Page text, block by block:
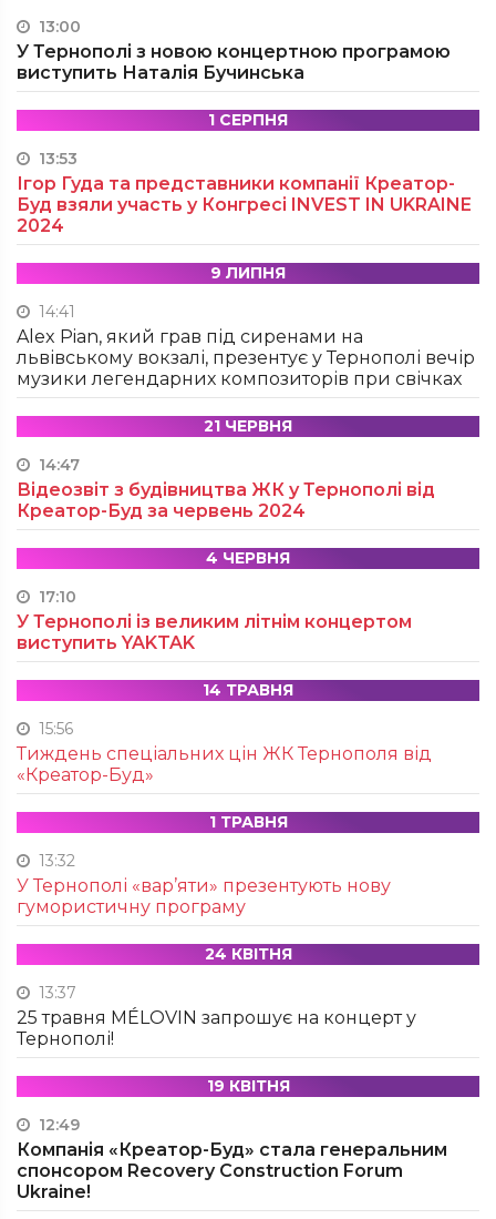
13:00
У Тернополі з новою концертною програмою
виступить Наталія Бучинська
1 СЕРПНЯ
13:53
Ігор Гуда та представники компанії Креатор-
Буд взяли участь у Конгресі INVEST IN UKRAINE
2024
9 ЛИПНЯ
14:41
Alex Pian, який грав під сиренами на
львівському вокзалі, презентує у Тернополі вечір
музики легендарних композиторів при свічках
21 ЧЕРВНЯ
14:47
Відеозвіт з будівництва ЖК у Тернополі від
Креатор-Буд за червень 2024
4 ЧЕРВНЯ
17:10
У Тернополі із великим літнім концертом
виступить YAKTAK
14 ТРАВНЯ
15:56
Тиждень спеціальних цін ЖК Тернополя від
«Креатор-Буд»
1 ТРАВНЯ
13:32
У Тернополі «вар’яти» презентують нову
гумористичну програму
24 КВІТНЯ
13:37
25 травня MÉLOVIN запрошує на концерт у
Тернополі!
19 КВІТНЯ
12:49
Компанія «Креатор-Буд» стала генеральним
спонсором Recovery Construction Forum
Ukraine!